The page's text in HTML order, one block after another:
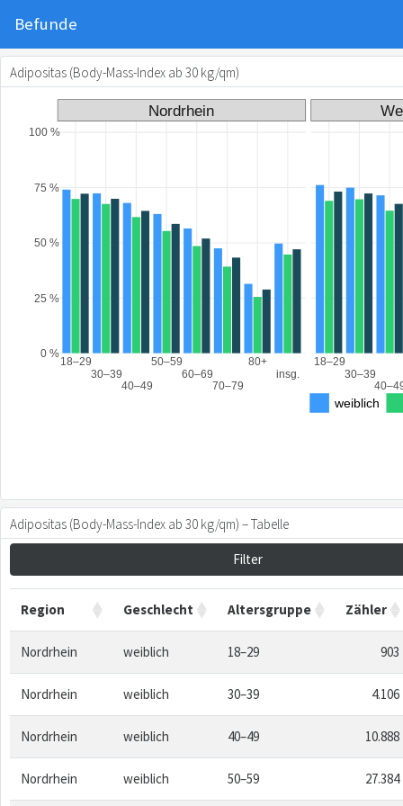
Befunde
Adipositas (Body-Mass-Index ab 30 kg/qm)
Nordrhein
18–29 50–59
80+
30–39
60–69
insg.
40–49
70–79
18–29
30–39
0 %
25 %
50 %
75 %
100 %
weiblich
Adipositas (Body-Mass-Index ab 30 kg/qm) – Tabelle
Filter
Region Geschlecht Altersgruppe Zähler
Nordrhein weiblich 18–29 903
Nordrhein weiblich 30–39 4.106
Nordrhein weiblich 40–49 10.888
Nordrhein weiblich 50–59 27.384